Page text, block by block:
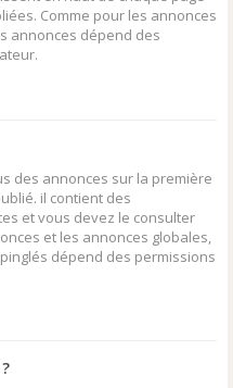
Comme pour les annonces
annonces dépend des
des annonces sur la première
il contient des
et vous devez le consulter
et les annonces globales,
dépend des permissions